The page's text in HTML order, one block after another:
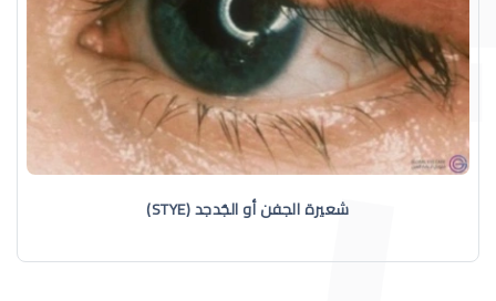
شعيرة الجفن أو الجُدجد (STYE)